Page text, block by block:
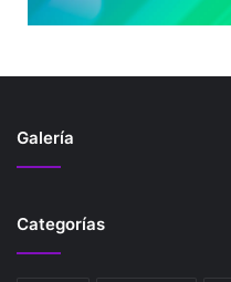
Galería
Categorías